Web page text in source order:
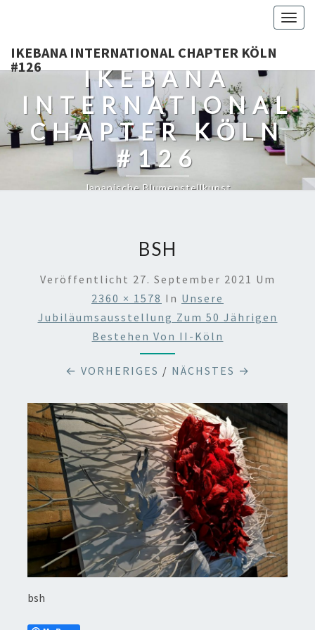
IKEBANA INTERNATIONAL CHAPTER KÖLN
#126
IKEBANA
INTERNATIONAL
CHAPTER KÖLN
#126
Japanische Blumenstellkunst
BSH
Veröffentlicht 27. September 2021 Um
2360 × 1578 In Unsere
Jubiläumsausstellung Zum 50 Jährigen
Bestehen Von II-Köln
← VORHERIGES / NÄCHSTES →
bsh